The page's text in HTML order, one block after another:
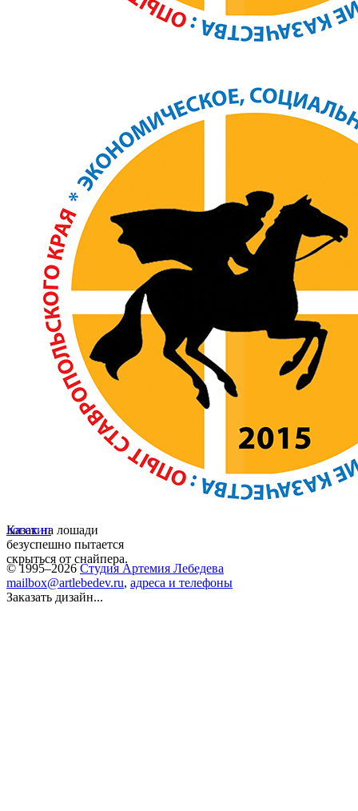
Казак на лошади
безуспешно пытается
скрыться от снайпера.
логотип
© 1995–2026 Студия Артемия Лебедева
mailbox@artlebedev.ru, адреса и телефоны
Заказать дизайн...